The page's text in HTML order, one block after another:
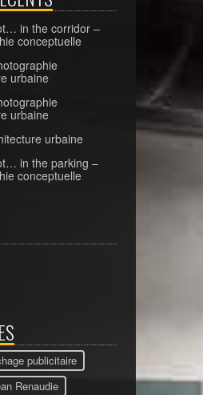
in the corridor –
conceptuelle
urbaine
urbaine
urbaine
in the parking –
conceptuelle
publicitaire
Renaudie